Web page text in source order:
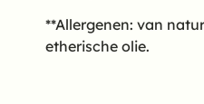
**Allergenen: van
etherische olie.